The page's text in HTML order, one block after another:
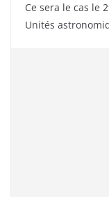
Ce sera le cas le
Unités